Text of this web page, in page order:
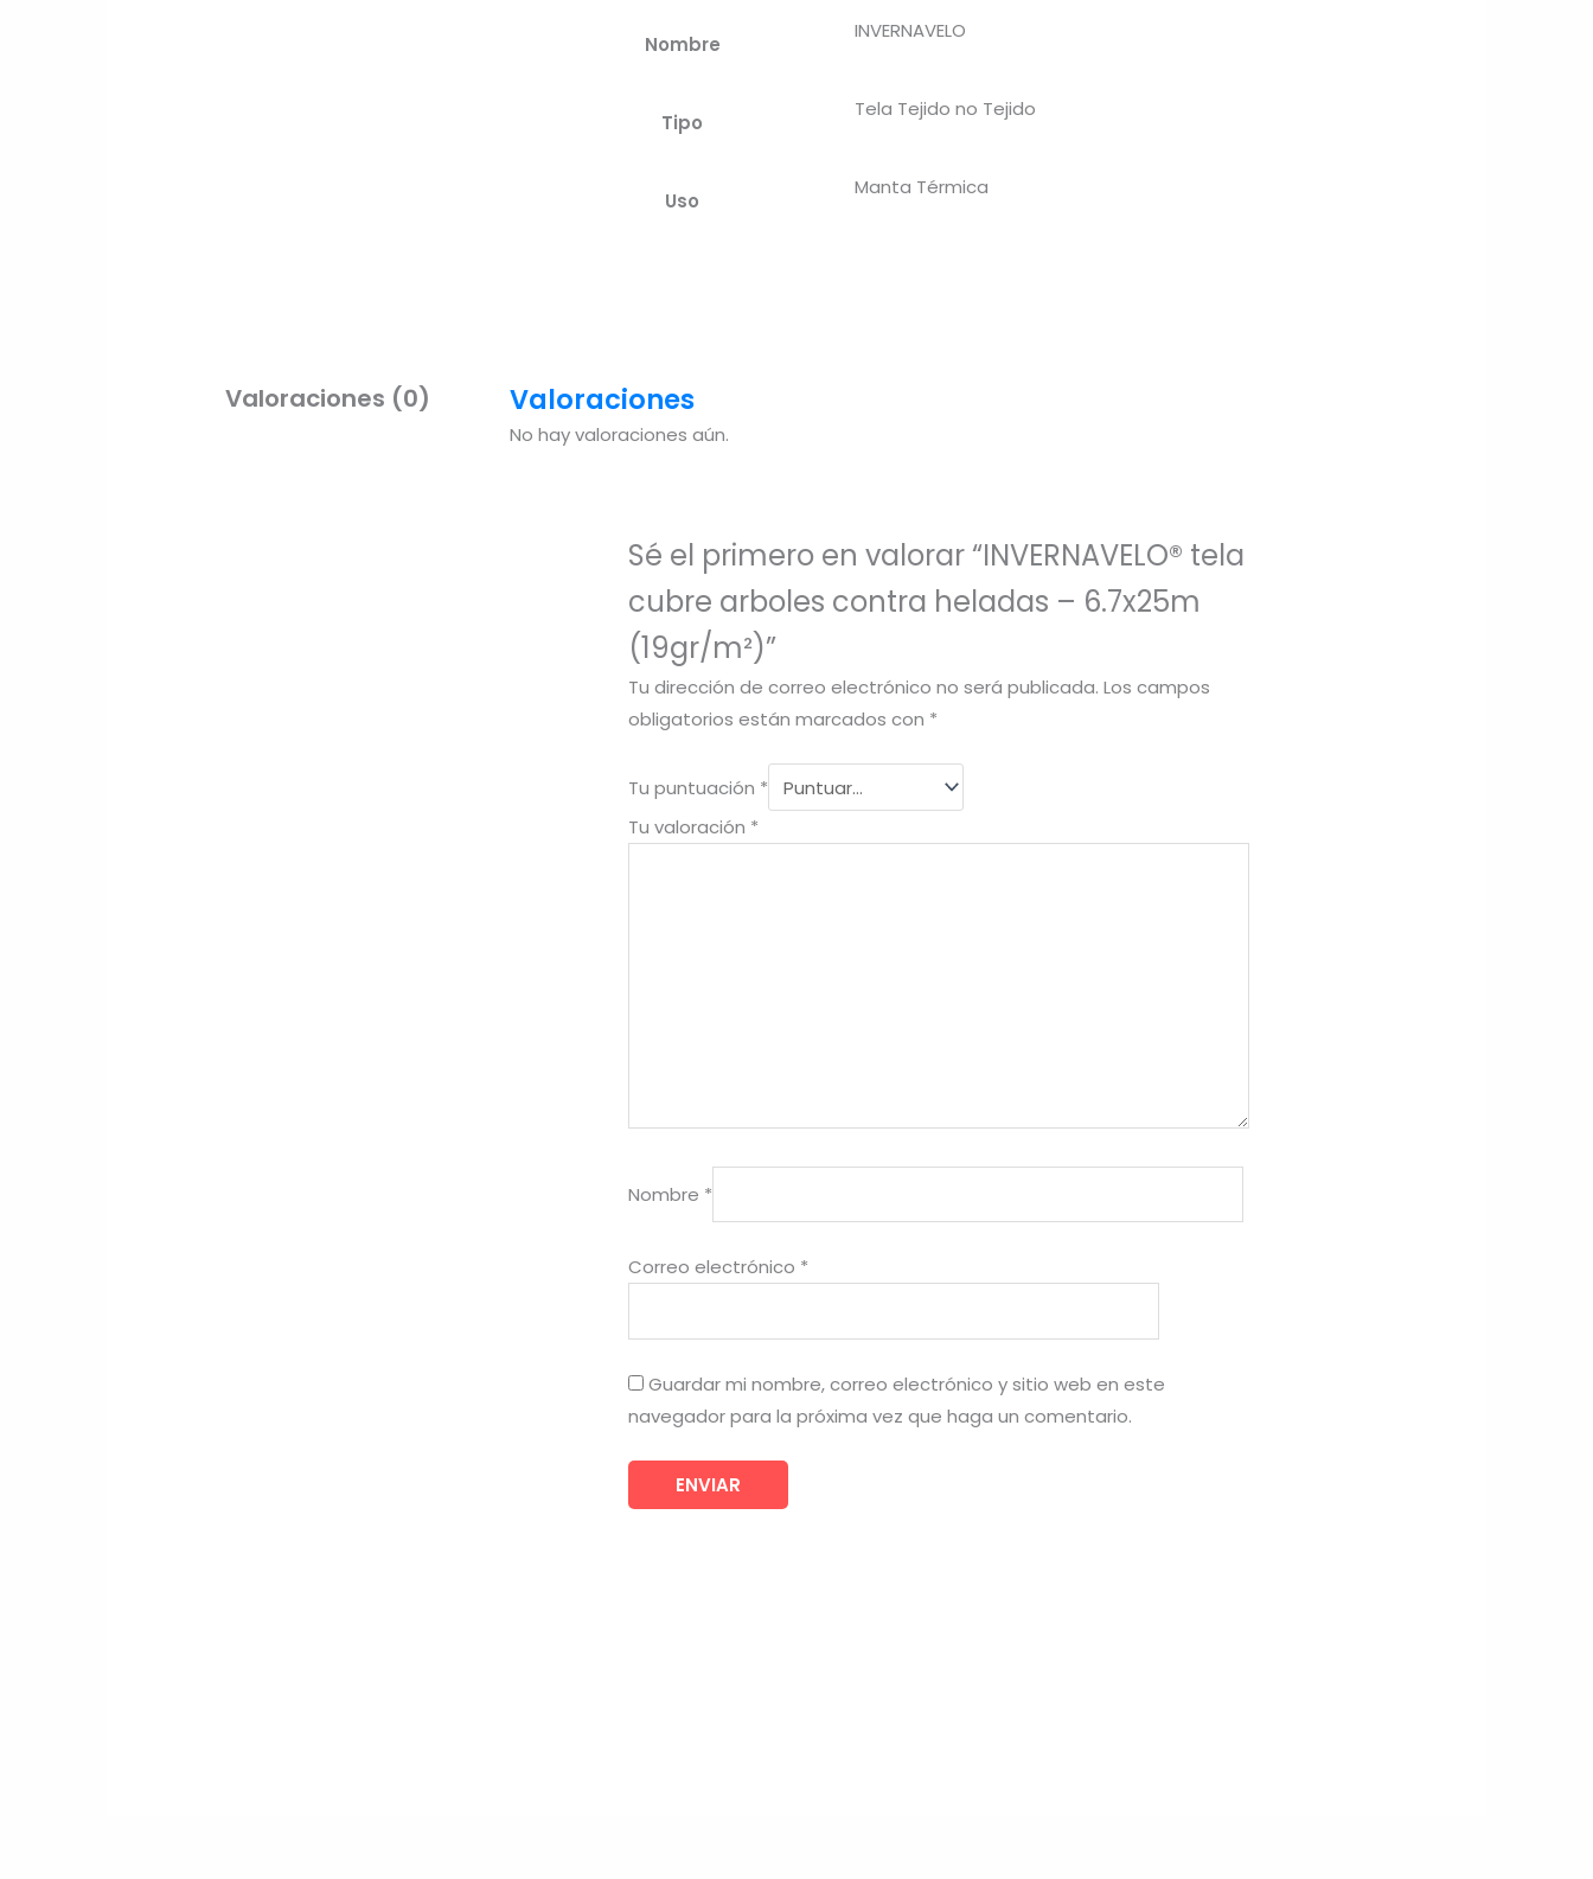
Nombre
INVERNAVELO
Tipo
Tela Tejido no Tejido
Uso
Manta Térmica
Valoraciones (0) Valoraciones
No hay valoraciones aún.
Sé el primero en valorar “INVERNAVELO® tela
cubre arboles contra heladas – 6.7x25m
(19gr/m²)”
Tu dirección de correo electrónico no será publicada. Los campos
obligatorios están marcados con *
Tu puntuación *
Tu valoración *
Nombre *
Correo electrónico *
Guardar mi nombre, correo electrónico y sitio web en este
navegador para la próxima vez que haga un comentario.